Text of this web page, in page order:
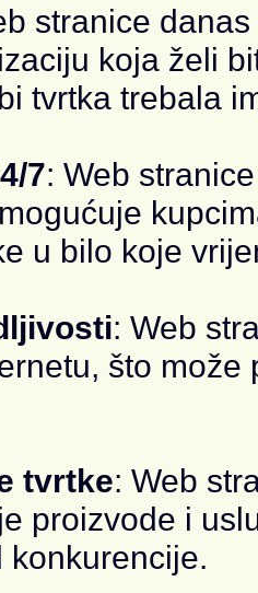
stranice
koja želi
tvrtka trebala
7: Web
u bilo koje
: Web
što
tvrtke: Web
proizvode i
konkurencije.